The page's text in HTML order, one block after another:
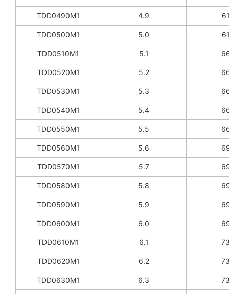
TDD0490M1 4.9
TDD0500M1 5.0
TDD0510M1 5.1
TDD0520M1 5.2
TDD0530M1 5.3
TDD0540M1 5.4
TDD0550M1 5.5
TDD0560M1 5.6
TDD0570M1 5.7
TDD0580M1 5.8
TDD0590M1 5.9
TDD0600M1 6.0
TDD0610M1 6.1
TDD0620M1 6.2
TDD0630M1 6.3